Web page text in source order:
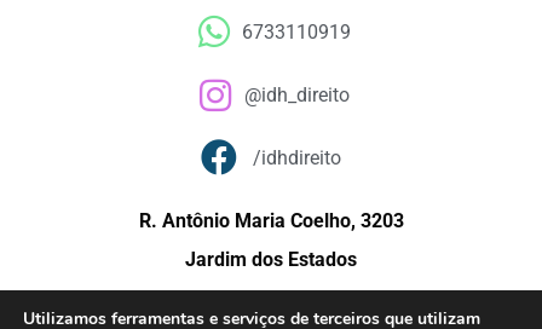
6733110919
@idh_direito
/idhdireito
R. Antônio Maria Coelho, 3203
Jardim dos Estados
Utilizamos ferramentas e serviços de terceiros que utilizam